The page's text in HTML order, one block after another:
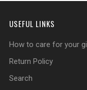
USEFUL LINKS
How to care for your gi
Return Policy
Search